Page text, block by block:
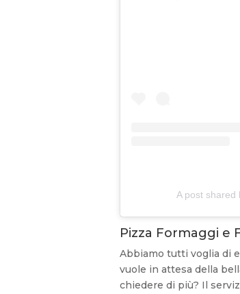
A post shared
Pizza Formaggi e
Abbiamo tutti voglia di
vuole in attesa della
chiedere di più? Il